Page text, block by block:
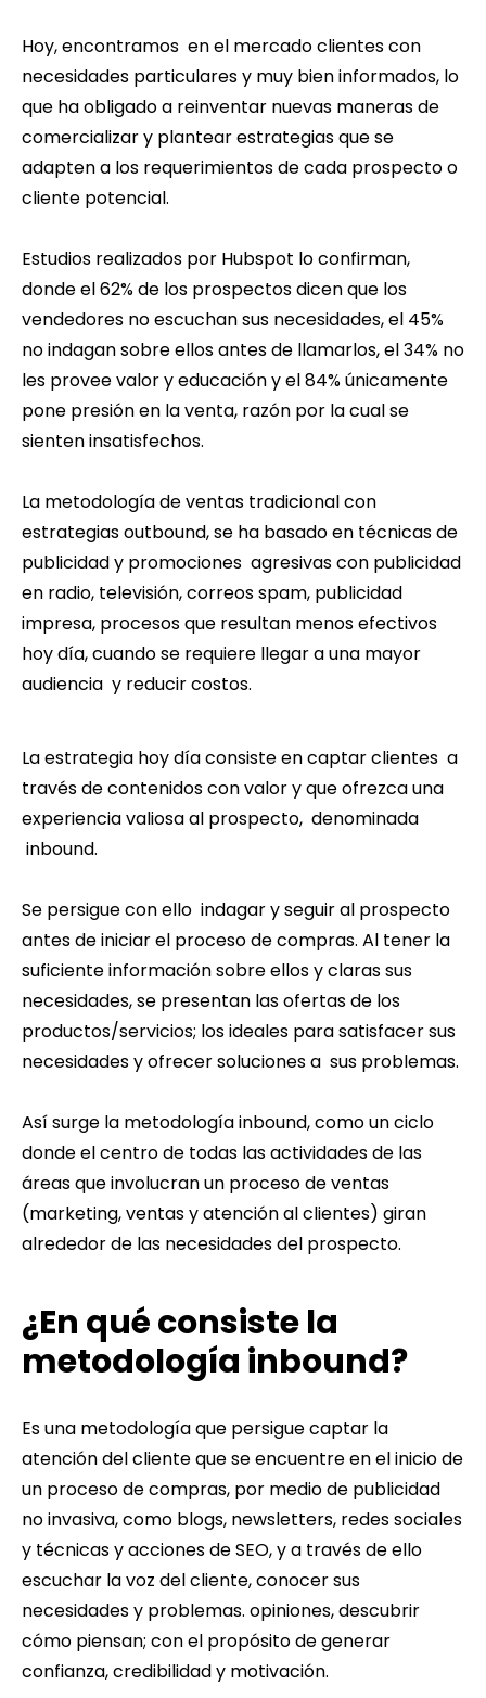
Hoy, encontramos en el mercado clientes con
necesidades particulares y muy bien informados, lo
que ha obligado a reinventar nuevas maneras de
comercializar y plantear estrategias que se
adapten a los requerimientos de cada prospecto o
cliente potencial.
Estudios realizados por Hubspot lo confirman,
donde el 62% de los prospectos dicen que los
vendedores no escuchan sus necesidades, el 45%
no indagan sobre ellos antes de llamarlos, el 34% no
les provee valor y educación y el 84% únicamente
pone presión en la venta, razón por la cual se
sienten insatisfechos.
La metodología de ventas tradicional con
estrategias outbound, se ha basado en técnicas de
publicidad y promociones agresivas con publicidad
en radio, televisión, correos spam, publicidad
impresa, procesos que resultan menos efectivos
hoy día, cuando se requiere llegar a una mayor
audiencia y reducir costos.
La estrategia hoy día consiste en captar clientes a
través de contenidos con valor y que ofrezca una
experiencia valiosa al prospecto, denominada
inbound.
Se persigue con ello indagar y seguir al prospecto
antes de iniciar el proceso de compras. Al tener la
suficiente información sobre ellos y claras sus
necesidades, se presentan las ofertas de los
productos/servicios; los ideales para satisfacer sus
necesidades y ofrecer soluciones a sus problemas.
Así surge la metodología inbound, como un ciclo
donde el centro de todas las actividades de las
áreas que involucran un proceso de ventas
(marketing, ventas y atención al clientes) giran
alrededor de las necesidades del prospecto.
¿En qué consiste la
metodología inbound?
Es una metodología que persigue captar la
atención del cliente que se encuentre en el inicio de
un proceso de compras, por medio de publicidad
no invasiva, como blogs, newsletters, redes sociales
y técnicas y acciones de SEO, y a través de ello
escuchar la voz del cliente, conocer sus
necesidades y problemas. opiniones, descubrir
cómo piensan; con el propósito de generar
confianza, credibilidad y motivación.